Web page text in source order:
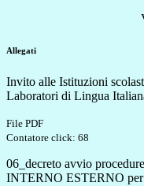
Allegati
Invito alle Istituzioni
Laboratori di Lingua
File PDF
Contatore click: 68
06_decreto avvio
INTERNO ESTERNO